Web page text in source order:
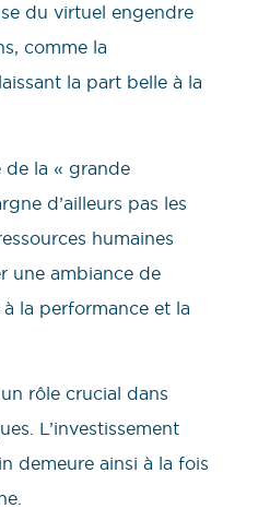
du virtuel engendre
comme la
la part belle à la
de la « grande
d’ailleurs pas les
humaines
une ambiance de
la performance et la
rôle crucial dans
L’investissement
demeure ainsi à la fois